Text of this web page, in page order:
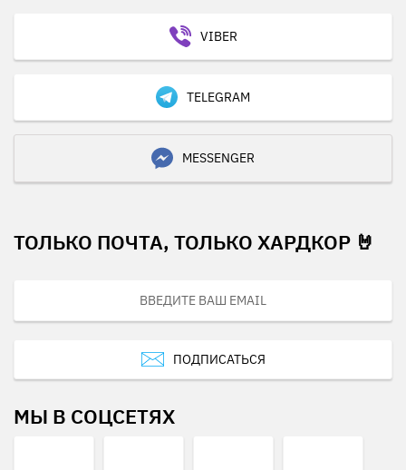
VIBER
TELEGRAM
MESSENGER
ТОЛЬКО ПОЧТА, ТОЛЬКО ХАРДКОР 🤘
ПОДПИСАТЬСЯ
МЫ В СОЦСЕТЯХ